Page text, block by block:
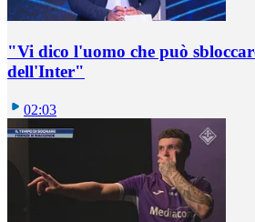
"Vi dico l'uomo che può
dell'Inter"
02:03